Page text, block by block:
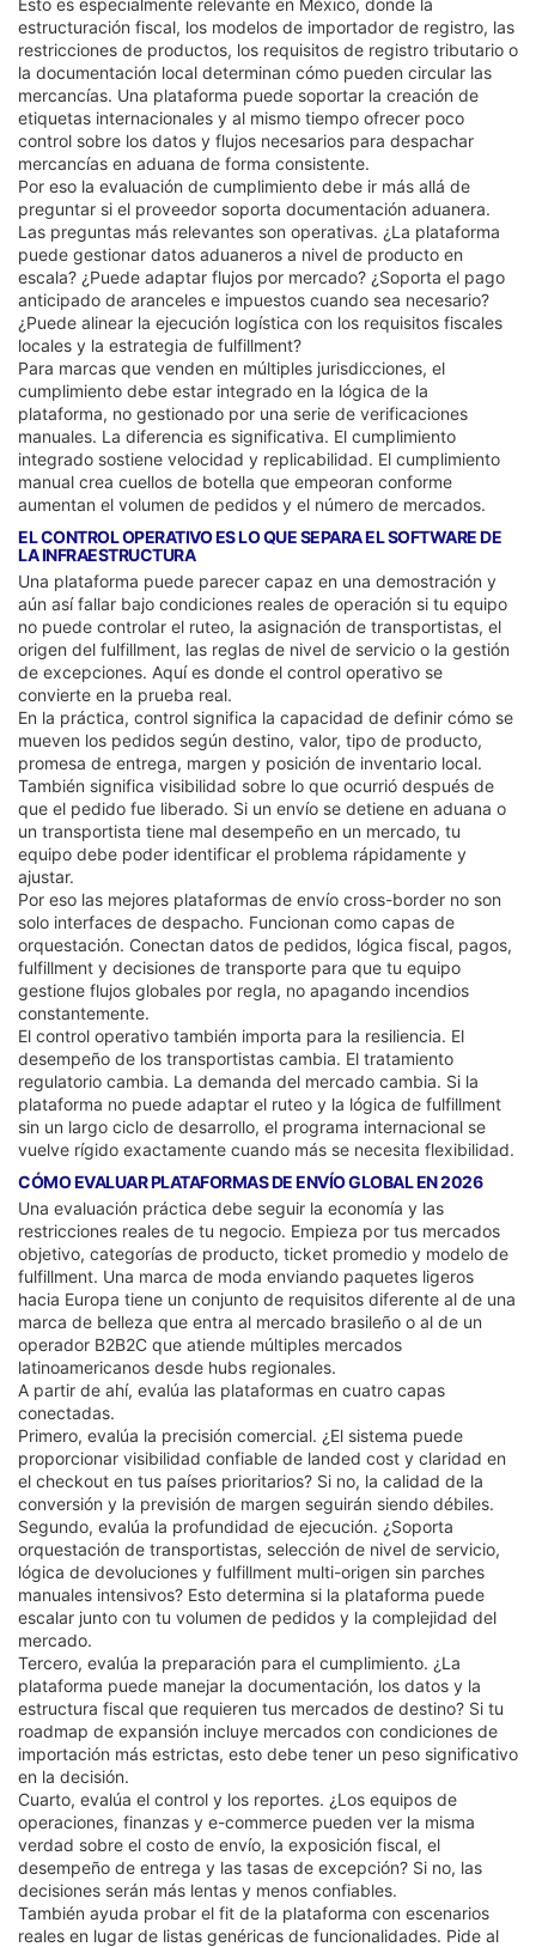
Esto es especialmente relevante en México, donde la
estructuración fiscal, los modelos de importador de registro, las
restricciones de productos, los requisitos de registro tributario o
la documentación local determinan cómo pueden circular las
mercancías. Una plataforma puede soportar la creación de
etiquetas internacionales y al mismo tiempo ofrecer poco
control sobre los datos y flujos necesarios para despachar
mercancías en aduana de forma consistente.
Por eso la evaluación de cumplimiento debe ir más allá de
preguntar si el proveedor soporta documentación aduanera.
Las preguntas más relevantes son operativas. ¿La plataforma
puede gestionar datos aduaneros a nivel de producto en
escala? ¿Puede adaptar flujos por mercado? ¿Soporta el pago
anticipado de aranceles e impuestos cuando sea necesario?
¿Puede alinear la ejecución logística con los requisitos fiscales
locales y la estrategia de fulfillment?
Para marcas que venden en múltiples jurisdicciones, el
cumplimiento debe estar integrado en la lógica de la
plataforma, no gestionado por una serie de verificaciones
manuales. La diferencia es significativa. El cumplimiento
integrado sostiene velocidad y replicabilidad. El cumplimiento
manual crea cuellos de botella que empeoran conforme
aumentan el volumen de pedidos y el número de mercados.
EL CONTROL OPERATIVO ES LO QUE SEPARA EL SOFTWARE DE
LA INFRAESTRUCTURA
Una plataforma puede parecer capaz en una demostración y
aún así fallar bajo condiciones reales de operación si tu equipo
no puede controlar el ruteo, la asignación de transportistas, el
origen del fulfillment, las reglas de nivel de servicio o la gestión
de excepciones. Aquí es donde el control operativo se
convierte en la prueba real.
En la práctica, control significa la capacidad de definir cómo se
mueven los pedidos según destino, valor, tipo de producto,
promesa de entrega, margen y posición de inventario local.
También significa visibilidad sobre lo que ocurrió después de
que el pedido fue liberado. Si un envío se detiene en aduana o
un transportista tiene mal desempeño en un mercado, tu
equipo debe poder identificar el problema rápidamente y
ajustar.
Por eso las mejores plataformas de envío cross-border no son
solo interfaces de despacho. Funcionan como capas de
orquestación. Conectan datos de pedidos, lógica fiscal, pagos,
fulfillment y decisiones de transporte para que tu equipo
gestione flujos globales por regla, no apagando incendios
constantemente.
El control operativo también importa para la resiliencia. El
desempeño de los transportistas cambia. El tratamiento
regulatorio cambia. La demanda del mercado cambia. Si la
plataforma no puede adaptar el ruteo y la lógica de fulfillment
sin un largo ciclo de desarrollo, el programa internacional se
vuelve rígido exactamente cuando más se necesita flexibilidad.
CÓMO EVALUAR PLATAFORMAS DE ENVÍO GLOBAL EN 2026
Una evaluación práctica debe seguir la economía y las
restricciones reales de tu negocio. Empieza por tus mercados
objetivo, categorías de producto, ticket promedio y modelo de
fulfillment. Una marca de moda enviando paquetes ligeros
hacia Europa tiene un conjunto de requisitos diferente al de una
marca de belleza que entra al mercado brasileño o al de un
operador B2B2C que atiende múltiples mercados
latinoamericanos desde hubs regionales.
A partir de ahí, evalúa las plataformas en cuatro capas
conectadas.
Primero, evalúa la precisión comercial. ¿El sistema puede
proporcionar visibilidad confiable de landed cost y claridad en
el checkout en tus países prioritarios? Si no, la calidad de la
conversión y la previsión de margen seguirán siendo débiles.
Segundo, evalúa la profundidad de ejecución. ¿Soporta
orquestación de transportistas, selección de nivel de servicio,
lógica de devoluciones y fulfillment multi-origen sin parches
manuales intensivos? Esto determina si la plataforma puede
escalar junto con tu volumen de pedidos y la complejidad del
mercado.
Tercero, evalúa la preparación para el cumplimiento. ¿La
plataforma puede manejar la documentación, los datos y la
estructura fiscal que requieren tus mercados de destino? Si tu
roadmap de expansión incluye mercados con condiciones de
importación más estrictas, esto debe tener un peso significativo
en la decisión.
Cuarto, evalúa el control y los reportes. ¿Los equipos de
operaciones, finanzas y e-commerce pueden ver la misma
verdad sobre el costo de envío, la exposición fiscal, el
desempeño de entrega y las tasas de excepción? Si no, las
decisiones serán más lentas y menos confiables.
También ayuda probar el fit de la plataforma con escenarios
reales en lugar de listas genéricas de funcionalidades. Pide al